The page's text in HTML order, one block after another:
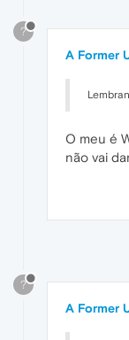
?
A Former
O meu é
não vai
?
A Former